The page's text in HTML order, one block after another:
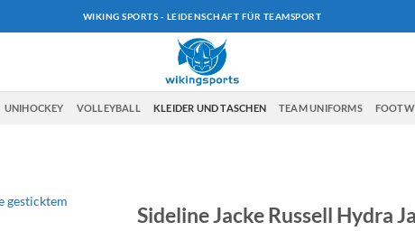
WIKING SPORTS - LEIDENSCHAFT FÜR TEAMSPORT
UNIHOCKEY VOLLEYBALL KLEIDER UND TASCHEN TEAM UNIFORMS
Sideline Jacke Russell Hydra